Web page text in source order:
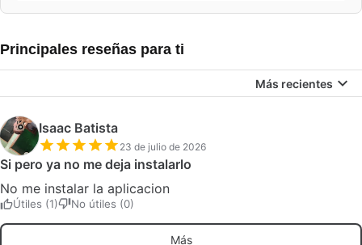
Principales reseñas para ti
Más recientes
Isaac Batista
23 de julio de 2026
Si pero ya no me deja instalarlo
No me instalar la aplicacion
Útiles (1) No útiles (0)
Más